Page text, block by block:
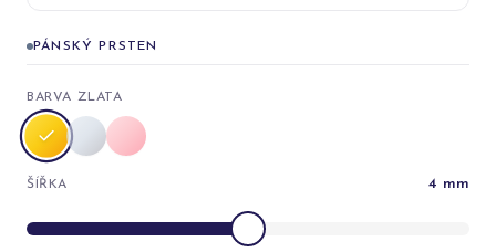
PÁNSKÝ PRSTEN
BARVA ZLATA
ŠÍŘKA 4 mm